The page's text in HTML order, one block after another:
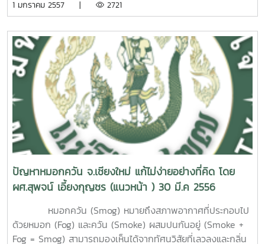
ที่แล้วเคยยืนยันว่าจะไม่ทบทวนเรื่องนี้ ทั้งๆ ที่มีหลายฝ่ายออกมา
ให้ข้อมูลและเหตุผลว่าควรปรับคืนไปเหมือนเดิม แต่ไม่รู้ว่าด้วย
อัตตาที่สูงเกินขีดธรรมดา หรือเป็นเพราะยังคงอยู่ในบริบทที่ว่า
"ตามเขาดูเหมือนเก่ง คิดเองดูเหมือนโง่" ปัญหาจึงยังคงอยู่ หาก
ปล่อยให้เวลาล่วงเลยต่อไป การเปลี่ยนแปลงแก้ไขก็จะยิ่งยุ่งยาก
ซับซ้อนไปอีก เพราะธรรมชาติของผู้ปฏิบัติมักจะเคยชินกับงาน
ประจำจนมองไม่เห็นปัญหา เหมือนอีกหลายๆ เรื่องในวงการ
ศึกษาไทยที่พลาดไปจนไม่อาจแก้ไขได้ในทุกวันนี้Cr: มติชนรายวัน
29 กันยายน 2558 สุพจน์ เอี้ยงกุญชร คณะวิศวกรรม
และอุตสาหกรรมเกษตร ม.แม่โจ้
ทรัพยากรธรรมชาติ เนื่องจากสภาพอากาศร้อนจำเป็นที่จะต้องใช้
เครื่องปรับอากาศสำหรับห้องเรียน และการที่นักศึกษายังคงต้อง
อยู่รวมกันมากๆ ในเมืองอันเป็นที่ตั้งของมหาวิทยาลัยส่วนใหญ่
นั้น ทำให้มีการใช้ไฟฟ้าและน้ำประปามากขึ้นอย่างหลีกเลี่ยงไม่ได้
ทั้งๆ ที่ช่วงเวลาดังกล่าวนี้ควรจะต้องพยามยามลดการใช้ไฟฟ้าลง
เพราะการผลิตไฟฟ้าอาจไม่เพียงพอกับความต้องการ เนื่องจาก
ปกติช่วงฤดูนี้มีความต้องการใช้ไฟฟ้าสูงที่สุดในรอบปีอยู่แล้ว และ
ควรต้องลดการใช้น้ำประปาลงด้วย เพราะเป็นช่วงฤดูแล้งที่มัก
ขาดแคลนน้ำดิบสำหรับการผลิตน้ำประปาเช่นเดียวกันด้วย
ประการที่ 6 เกิดปัญหาสุขภาพกายและสุขภาพจิตของอาจารย์และ
นักศึกษา รวมไปถึงผู้ปกครอง เนื่องจากต้องฝืนทำกิจกรรม
ต่างๆ ที่ไม่สอดคล้องกัน โดยเฉพาะการเรียนการสอนในสภาวะที่
ไม่เหมาะสมกับธรรมชาติ ทั้งการเจ็บไข้จากสภาพอากาศร้อนจัด
และการสะสมความเครียดในภาวะต่างๆ เช่น การตากแดด การ
เดินทาง การปรับตัวให้เข้ากับธรรมชาติและกิจกรรมที่เปลี่ยนไป
โดยเฉพาะอย่างยิ่งผู้ปกครองที่มีบุตรหลานเรียนอยู่ทั้งในระดับ
มหาวิทยาลัยและระดับประถมหรือมัธยมศึกษา เป็นต้น ประการที่ 7
ข้อ 2 ยังไม่อาจประเมินได้ว่าเมื่อปิดเทอมพร้อมกันแล้วนักศึกษา
ทราบคงไม่ได้น้อยไม่ได้มากไปจากเดิม เพราะยังไม่เห็นโครงการ
หรือกิจกรรมอะไรเพิ่มขึ้นมาอย่างชัดเจน แม้แต่ตัวนักศึกษาเองก็
ยังคงมุ่งแต่กิจกรรมของตน ซึ่งไม่ได้เกี่ยวข้องอะไรกับอาเซียน
เลย ข้อ ที่ 3 ก็คงไม่ต่างจากข้อ 2 เพราะเปอร์เซ็นต์ของการแลก
เปลี่ยนนักศึกษาเป็นเรื่องของคนส่วนน้อยเมื่อ เปรียบเทียบกับ
นักศึกษาส่วนใหญ่ (ไม่น่าถึงร้อยละหนึ่ง) และนักศึกษาไทยส่วน
ใหญ่ก็ไม่ได้ให้ความสนใจการแลกเปลี่ยนในกลุ่มอาเซียนเท่า กับ
การไปทำงานและท่องเที่ยว (Work and Travel) ในกลุ่มประเทศ
ทางยุโรป อเมริกา หรือออสเตรเลีย ข้อ ที่ 4 เนื่องจากการปิด-
เปิดเทอมของอาเซียนสอดรับกับการปิด-เปิดเทอมของ
มหาวิทยาลัย ในยุโรปและอเมริกาก็จริง ซึ่งทำให้คนที่จะไปเรียนต่อ
ไม่ต้องเสียเวลาว่างไปครึ่งปีค่อนปี แต่เรื่องนี้ก็เป็นเรื่องของคน
ส่วนน้อยอีกเช่นกัน และคนที่จะไปเรียนต่อก็คงไม่ได้ให้ความสำคัญ
กับเรื่องเวลาว่างนี้มากนัก ข้อ ที่ 5 เรื่องความเสมอภาคในการจบ
การศึกษาและการหางานทำนั้น ดูเหมือนผู้เสนอจะใช้กรอบความ
อันใกล้ของภาษาไทยที่เห็นได้ชัดที่สุดคืออักขรวิธีแบบใหม่นั่นเอง
ดังนี้ การเลือกใช้ตัวอักษรเป็นพยัญชนะต้นน้อยลง ภาษาในโซเชีย
ลมีเดียจะเลือกใช้แต่ตัวอักษรทั่วไปที่ใช้บ่อยๆ เพียงตัวเดียวเป็น
พยัญชนะต้นแทนทุกตัวอักษรที่ออกเสียงเหมือนกัน ทั้งนี้ เพราะ
แป้นพิมพ์ในโทรศัพท์มือถือจะเอาตัวอักษรที่ถูกใช้บ่อยๆ มาไว้ใน
แป้นพิมพ์หน้าแรก ตัวอักษรที่ไม่ค่อยได้ใช้จึงตกไปอยู่ในแป้นพิมพ์
หน้าถัดไป ซึ่งไม่สะดวกต่อการเรียกใช้ คนส่วนใหญ่จึงเลือกใช้แต่
ตัวอักษรที่สะดวกต่อการใช้เท่านั้น โดยมากคนจึงเลือกใช้ตัว "ท"
แทนทุกตัวที่ออกเสียงเหมือนกัน ดังนั้น ตัว "ธ" "ฑ" และ "ฒ" จึง
ไม่ค่อยถูกนำมาใช้อีกต่อไป เช่น คำว่า "เธอ" จึงเขียนเป็น "เทอ"
คำว่า "ธง" จึงเขียนเป็น "ทง" เช่นเดียวกับตัว "ส" จะถูกเลือกใช้
แทนอักษรทุกตัวที่ออกเสียงเหมือนกัน ดังนั้น ตัว "ศ" และ "ษ"
จึงไม่ค่อยถูกใช้อีกต่อไป เช่น คำว่า "ศอก" จึงเขียนเป็น "สอก"
คำว่า "เศษ" จึงเขียนเป็น "เสด" เป็นต้น ซึ่งในที่สุดจะมีตัวอักษรที่
ไม่ค่อยได้ใช้เพิ่มขึ้นอีกมากกว่า 10 ตัว นั่นคือ ฆ ฌ ฎ ฏ ณ ญ ภ
ฐ ธ ฑ ฒ ศ ษ และ ฬ และในที่สุดอาจเลิกใช้ไปโดยปริยายเหมือน
เดือนนี้ซึ่งเป็นเหตุทำให้แทบทุกคนต่างก็บ่นเป็นเสียงเดียวกันว่า
ทั้งๆ ที่ความเป็นจริงมันก็ร้อนมากบ้างน้อยบ้างเป็นเช่นนี้มาทุกปี
แต่ที่แน่ๆ ก็คือ เดือนเมษายนเป็นเดือนที่ร้อนที่สุดในรอบปีของ
ประเทศไทย (อ่านต่อบทความแบบ PDF คลิ๊กที่นี้อากาศร้อนตาม
ปกติของเดือนเมษายนนั้น สาเหตุเกิดจากความเข้มข้นของรังสี
ดวงอาทิตย์ที่ส่องลงมายังพื้นดินเป็นสำคัญ เนื่องจากช่วงต้น
ของเดือนนี้ ดวงอาทิตย์จะเริ่มตั้งฉากกับพื้นที่ภาคใต้ตอนล่างของ
ประเทศไทย จากนั้นจะค่อยๆ เคลื่อนขึ้นมาตั้งฉากกับพื้นที่ตอน
กลางของประเทศและกรุงเทพมหานครในช่วงปลายเดือน (ราววัน
ที่ 24-27 เมษายน) และจะค่อยๆ เคลื่อนไปตั้งฉากกับพื้นที่ภาค
เหนือในช่วงต้นเดือนพฤษภาคม นี่คือสาเหตุสำคัญที่ทำให้เดือน
เมษายนอากาศร้อนกว่าเดือนอื่นๆตามสถิติอุณหภูมิอากาศจาก
การตรวจวัดของกรมอุตุนิยมวิทยาพบว่า ฤดูร้อนของประเทศไทย
จะอยู่ในราวกลางเดือนกุมภาพันธ์ถึงกลางเดือนพฤษภาคม โดยมี
อุณหภูมิเฉลี่ยประมาณ 30๐ เซลเซียส จากสถิติอุณหภูมิสูงสุด
ของประเทศไทยในรอบกว่า 50 ปี ที่บันทึกโดยกรมอุตุนิยมวิทยา
1 มกราคม 2557 | 2721
ปัญหาหมอกควัน จ.เชียงใหม่ แก้ไม่ง่ายอย่างที่คิด โดย
ผศ.สุพจน์ เอี้ยงกุญชร (แนวหน้า ) 30 มี.ค 2556
หมอกควัน (Smog) หมายถึงสภาพอากาศที่ประกอบไป
ด้วยหมอก (Fog) และควัน (Smoke) ผสมปนกันอยู่ (Smoke +
Fog = Smog) สามารถมองเห็นได้จากทัศนวิสัยที่เลวลงและกลิ่น